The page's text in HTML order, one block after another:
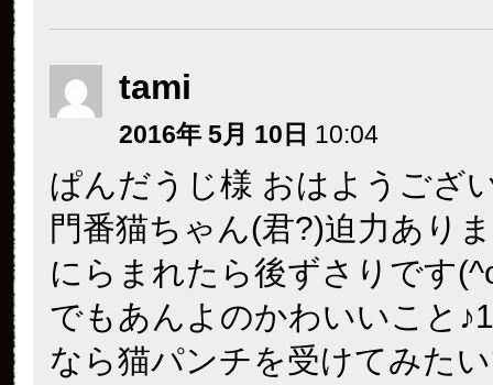
tami
2016年 5月 10日 10:04
ぱんだうじ様 おはようござ
門番猫ちゃん(君?)迫力あり
にらまれたら後ずさりです
でもあんよのかわいいこと
なら猫パンチを受けてみた